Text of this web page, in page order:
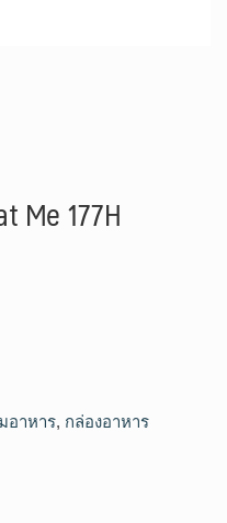
Me 177H
อาหาร, กล่องอาหาร